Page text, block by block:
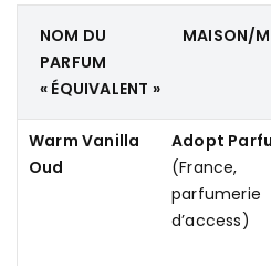
NOM DU
PARFUM
« ÉQUIVALENT »
MAISON/
Warm Vanilla
Oud
Adopt
(France,
parfumerie
d’access)